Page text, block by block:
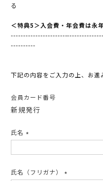
る
＜特典5＞入会費・年会費は永
----------
下記の内容をご入力の上、お進
会員カード番号
新規発行
氏名
須)
氏名（フリガナ）